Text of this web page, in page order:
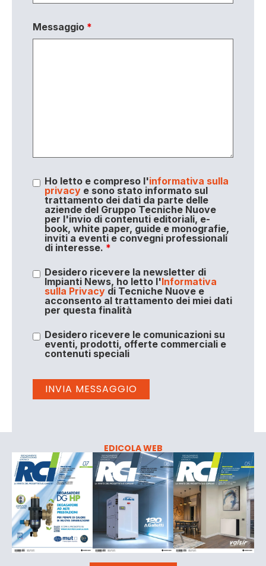
Messaggio *
Ho letto e compreso l'informativa sulla
privacye sono stato informato sul
trattamento dei dati da parte delle
aziende del Gruppo Tecniche Nuove
per l'invio di contenuti editoriali, e-
book, white paper, guide e monografie,
inviti a eventi e convegni professionali
di interesse. *
Desidero ricevere la newsletter di
Impianti News, ho letto l'Informativa
sulla Privacydi Tecniche Nuove e
acconsento al trattamento dei miei dati
per questa finalità
Desidero ricevere le comunicazioni su
eventi, prodotti, offerte commerciali e
contenuti speciali
EDICOLA WEB